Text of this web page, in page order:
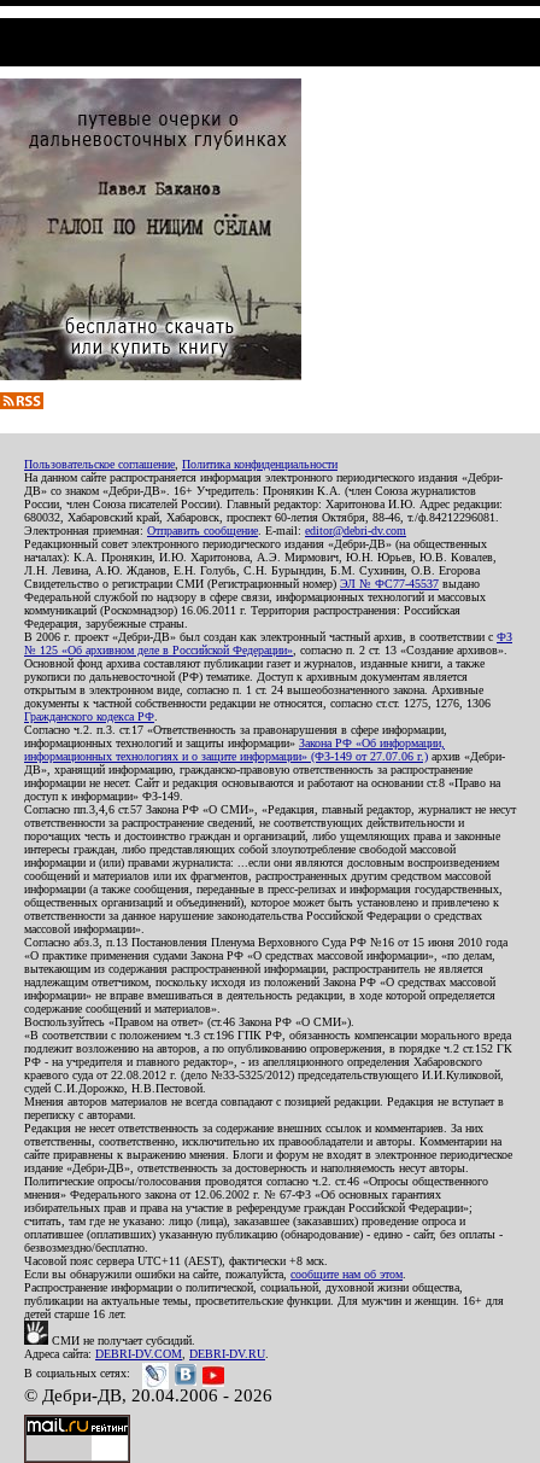
Пользовательское соглашение Политика конфиденциальности
На данном сайте распространяется информация электронного периодического издания «Дебри-
ДВ» со знаком «Дебри-ДВ». 16+ Учредитель: Пронякин К.А. (член Союза журналистов
России, член Союза писателей России). Главный редактор: Харитонова И.Ю. Адрес редакции:
680032, Хабаровский край, Хабаровск, проспект 60-летия Октября, 88-46, т./ф.84212296081.
Электронная приемная: Отправить сообщение . E-mail: editor@debri-dv.com
Редакционный совет электронного периодического издания «Дебри-ДВ» (на общественных
началах): К.А. Пронякин, И.Ю. Харитонова, А.Э. Мирмович, Ю.Н. Юрьев, Ю.В. Ковалев,
Л.Н. Левина, А.Ю. Жданов, Е.Н. Голубь, С.Н. Бурындин, Б.М. Сухинин, О.В. Егорова
Свидетельство о регистрации СМИ (Регистрационный номер) ЭЛ № ФС77-45537 выдано
Федеральной службой по надзору в сфере связи, информационных технологий и массовых
коммуникаций (Роскомнадзор) 16.06.2011 г. Территория распространения: Российская
Федерация, зарубежные страны.
В 2006 г. проект «Дебри-ДВ» был создан как электронный частный архив, в соответствии с ФЗ
№ 125 «Об архивном деле в Российской Федерации» , согласно п. 2 ст. 13 «Создание архивов».
Основной фонд архива составляют публикации газет и журналов, изданные книги, а также
рукописи по дальневосточной (РФ) тематике. Доступ к архивным документам является
открытым в электронном виде, согласно п. 1 ст. 24 вышеобозначенного закона. Архивные
документы к частной собственности редакции не относятся, согласно ст.ст. 1275, 1276, 1306
Гражданского кодекса РФ
Согласно ч.2. п.3. ст.17 «Ответственность за правонарушения в сфере информации,
информационных технологий и защиты информации» Закона РФ «Об информации,
информационных технологиях и о защите информации» (ФЗ-149 от 27.07.06 г.) архив «Дебри-
ДВ», хранящий информацию, гражданско-правовую ответственность за распространение
информации не несет. Сайт и редакция основываются и работают на основании ст.8 «Право на
доступ к информации» ФЗ-149.
Согласно пп.3,4,6 ст.57 Закона РФ «О СМИ», «Редакция, главный редактор, журналист не несут
ответственности за распространение сведений, не соответствующих действительности и
порочащих честь и достоинство граждан и организаций, либо ущемляющих права и законные
интересы граждан, либо представляющих собой злоупотребление свободой массовой
информации и (или) правами журналиста: ...если они являются дословным воспроизведением
сообщений и материалов или их фрагментов, распространенных другим средством массовой
информации (а также сообщения, переданные в пресс-релизах и информация государственных,
общественных организаций и объединений), которое может быть установлено и привлечено к
ответственности за данное нарушение законодательства Российской Федерации о средствах
массовой информации».
Согласно абз.3, п.13 Постановления Пленума Верховного Суда РФ №16 от 15 июня 2010 года
«О практике применения судами Закона РФ «О средствах массовой информации», «по делам,
вытекающим из содержания распространенной информации, распространитель не является
надлежащим ответчиком, поскольку исходя из положений Закона РФ «О средствах массовой
информации» не вправе вмешиваться в деятельность редакции, в ходе которой определяется
содержание сообщений и материалов».
Воспользуйтесь «Правом на ответ» (ст.46 Закона РФ «О СМИ»).
«В соответствии с положением ч.3 ст.196 ГПК РФ, обязанность компенсации морального вреда
подлежит возложению на авторов, а по опубликованию опровержения, в порядке ч.2 ст.152 ГК
РФ - на учредителя и главного редактор», - из апелляционного определения Хабаровского
краевого суда от 22.08.2012 г. (дело №33-5325/2012) председательствующего И.И.Куликовой,
судей С.И.Дорожко, Н.В.Пестовой.
Мнения авторов материалов не всегда совпадают с позицией редакции. Редакция не вступает в
переписку с авторами.
Редакция не несет ответственность за содержание внешних ссылок и комментариев. За них
ответственны, соответственно, исключительно их правообладатели и авторы. Комментарии на
сайте приравнены к выражению мнения. Блоги и форум не входят в электронное периодическое
издание «Дебри-ДВ», ответственность за достоверность и наполняемость несут авторы.
Политические опросы/голосования проводятся согласно ч.2. ст.46 «Опросы общественного
мнения» Федерального закона от 12.06.2002 г. № 67-ФЗ «Об основных гарантиях
избирательных прав и права на участие в референдуме граждан Российской Федерации»;
считать, там где не указано: лицо (лица), заказавшее (заказавших) проведение опроса и
оплатившее (оплативших) указанную публикацию (обнародование) - едино - сайт, без оплаты -
безвозмездно/бесплатно.
Часовой пояс сервера UTC+11 (AEST), фактически +8 мск.
Если вы обнаружили ошибки на сайте, пожалуйста, сообщите нам об этом
Распространение информации о политической, социальной, духовной жизни общества,
публикации на актуальные темы, просветительские функции. Для мужчин и женщин. 16+ для
детей старше 16 лет.
СМИ не получает субсидий.
Адреса сайта: DEBRI-DV.COM DEBRI-DV.RU
В социальных сетях:
© Дебри-ДВ, 20.04.2006 - 2026